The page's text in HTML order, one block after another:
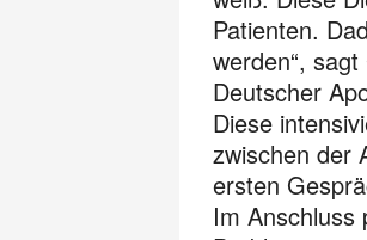
Patienten.
werden“,
Deutscher
Diese
zwischen der
ersten
Im Anschluss